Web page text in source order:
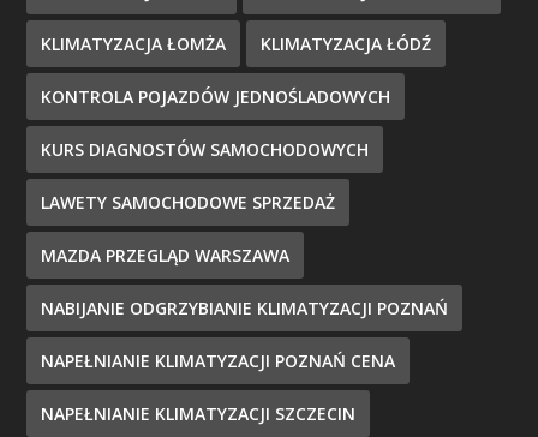
KLIMATYZACJA ŁOMŻA KLIMATYZACJA ŁÓDŹ
KONTROLA POJAZDÓW JEDNOŚLADOWYCH
KURS DIAGNOSTÓW SAMOCHODOWYCH
LAWETY SAMOCHODOWE SPRZEDAŻ
MAZDA PRZEGLĄD WARSZAWA
NABIJANIE ODGRZYBIANIE KLIMATYZACJI POZNAŃ
NAPEŁNIANIE KLIMATYZACJI POZNAŃ CENA
NAPEŁNIANIE KLIMATYZACJI SZCZECIN